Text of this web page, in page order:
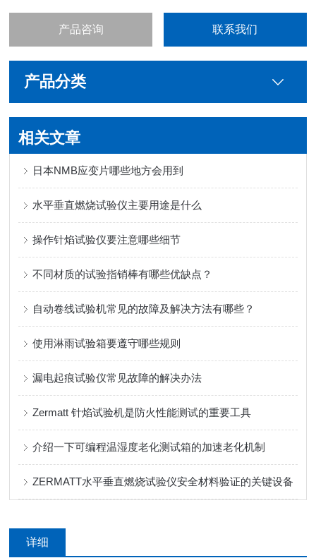
产品咨询 联系我们
产品分类
相关文章
​日本NMB应变片哪些地方会用到
水平垂直燃烧试验仪主要用途是什么
操作针焰试验仪要注意哪些细节
不同材质的试验指销棒有哪些优缺点？
自动卷线试验机常见的故障及解决方法有哪些？
使用淋雨试验箱要遵守哪些规则
漏电起痕试验仪常见故障的解决办法
Zermatt 针焰试验机是防火性能测试的重要工具
介绍一下可编程温湿度老化测试箱的加速老化机制
ZERMATT水平垂直燃烧试验仪安全材料验证的关键设备
详细